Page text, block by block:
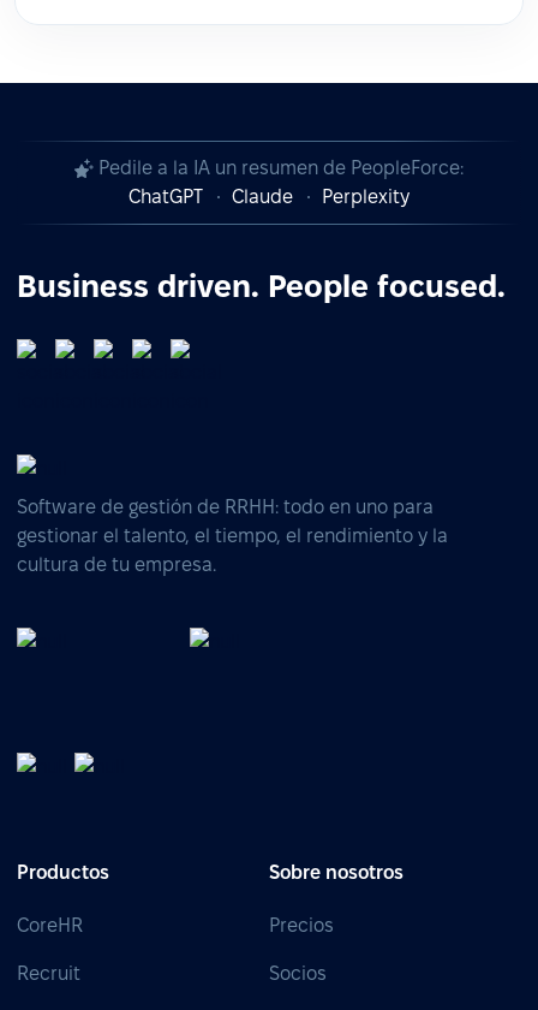
Pedile a la IA un resumen de PeopleForce:
ChatGPT
Claude Perplexity
Business driven. People focused.
Software de gestión de RRHH: todo en uno para
gestionar el talento, el tiempo, el rendimiento y la
cultura de tu empresa.
Productos
CoreHR
Recruit
Sobre nosotros
Precios
Socios